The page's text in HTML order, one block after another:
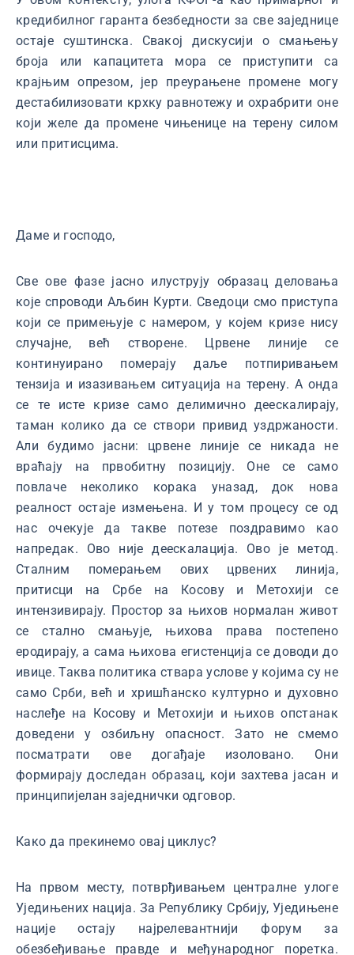
кредибилног гаранта безбедности за све заједнице
остаје суштинска. Свакој дискусији о смањењу
броја или капацитета мора се приступити са
крајњим опрезом, јер преурањене промене могу
дестабилизовати крхку равнотежу и охрабрити оне
који желе да промене чињенице на терену силом
или притисцима.
Даме и господо,
Све ове фазе јасно илуструју образац деловања
које спроводи Аљбин Курти. Сведоци смо приступа
који се примењује с намером, у којем кризе нису
случајне, већ створене. Црвене линије се
континуирано померају даље потпиривањем
тензија и изазивањем ситуација на терену. А онда
се те исте кризе само делимично деескалирају,
таман колико да се створи привид уздржаности.
Али будимо јасни: црвене линије се никада не
враћају на првобитну позицију. Оне се само
повлаче неколико корака уназад, док нова
реалност остаје измењена. И у том процесу се од
нас очекује да такве потезе поздравимо као
напредак. Ово није деескалација. Ово је метод.
Сталним померањем ових црвених линија,
притисци на Србе на Косову и Метохији се
интензивирају. Простор за њихов нормалан живот
се стално смањује, њихова права постепено
еродирају, а сама њихова егистенција се доводи до
ивице. Таква политика ствара услове у којима су не
само Срби, већ и хришћанско културно и духовно
наслеђе на Косову и Метохији и њихов опстанак
доведени у озбиљну опасност. Зато не смемо
посматрати ове догађаје изоловано. Они
формирају доследан образац, који захтева јасан и
принципијелан заједнички одговор.
Како да прекинемо овај циклус?
На првом месту, потврђивањем централне улоге
Уједињених нација. За Републику Србију, Уједињене
нације остају најрелевантнији форум за
обезбеђивање правде и међународног поретка.